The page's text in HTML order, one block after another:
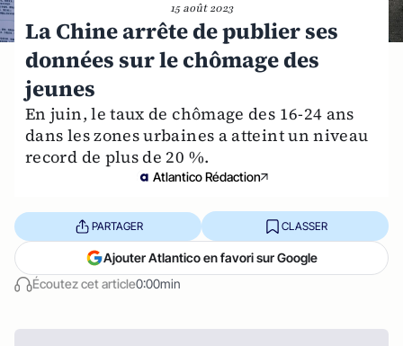
15 août 2023
La Chine arrête de publier ses
données sur le chômage des
jeunes
En juin, le taux de chômage des 16-24 ans
dans les zones urbaines a atteint un niveau
record de plus de 20 %.
Atlantico Rédaction
Écoutez cet article0:00min
PARTAGER CLASSER
Ajouter Atlantico en favori sur Google